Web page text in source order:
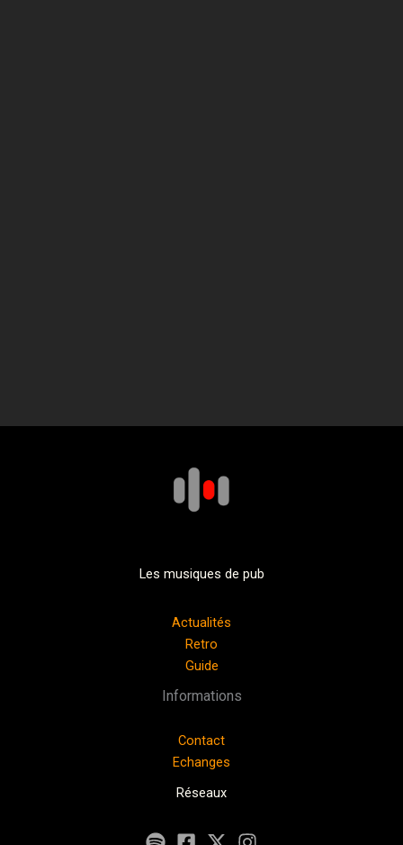
Les musiques de pub
Actualités
Retro
Guide
Informations
Contact
Echanges
Réseaux